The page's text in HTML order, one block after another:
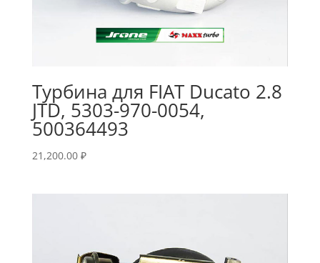
Турбина для FIAT Ducato 2.8
JTD, 5303-970-0054,
500364493
21,200.00 ₽